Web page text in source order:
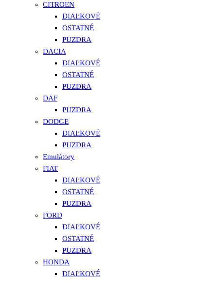
CITROEN
DIAĽKOVÉ
OSTATNÉ
PUZDRA
DACIA
DIAĽKOVÉ
OSTATNÉ
PUZDRA
DAF
PUZDRA
DODGE
DIAĽKOVÉ
PUZDRA
Emulátory
FIAT
DIAĽKOVÉ
OSTATNÉ
PUZDRA
FORD
DIAĽKOVÉ
OSTATNÉ
PUZDRA
HONDA
DIAĽKOVÉ